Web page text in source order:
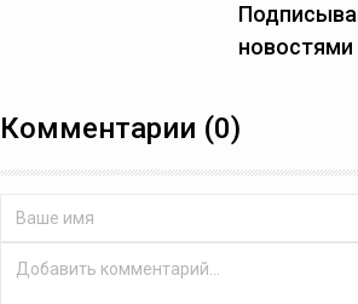
новостями
Комментарии (0)